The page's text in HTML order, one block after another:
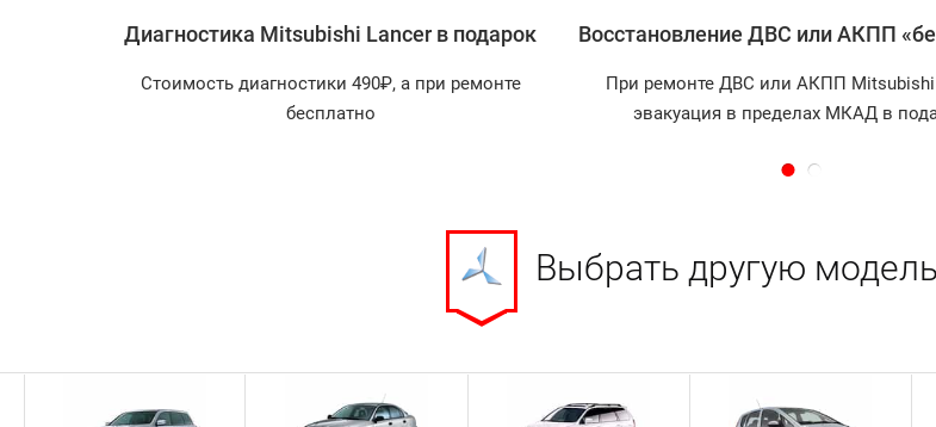
Диагностика Mitsubishi Lancer в подарок
Стоимость диагностики 490₽, а при ремонте
бесплатно
Восстановление ДВС или АКПП
При ремонте ДВС или АКПП Mitsubishi
эвакуация в пределах МКАД в
Выбрать другую